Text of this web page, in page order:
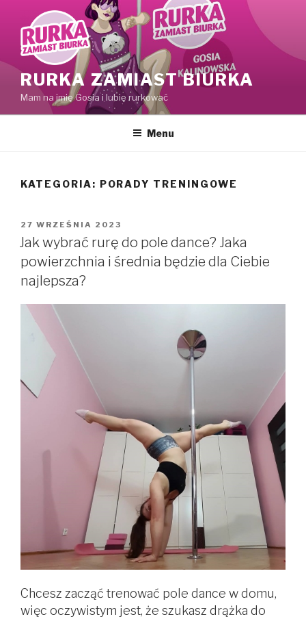
RURKA ZAMIAST BIURKA
Mam na imię Gosia i lubię rurkować
Menu
KATEGORIA: PORADY TRENINGOWE
OPUBLIKOWANE
W
27 WRZEŚNIA 2023
Jak wybrać rurę do pole dance? Jaka
powierzchnia i średnia będzie dla Ciebie
najlepsza?
Chcesz zacząć trenować pole dance w domu,
więc oczywistym jest, że szukasz drążka do